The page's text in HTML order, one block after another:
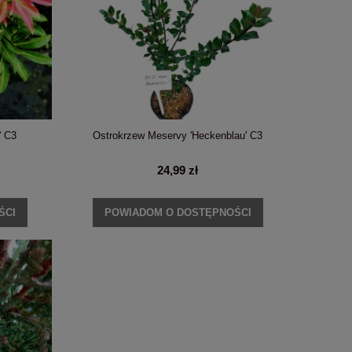
C3 Ostrokrzew Meservy 'Heckenblau' C3
24,99 zł
POWIADOM O DOSTĘPNOŚCI